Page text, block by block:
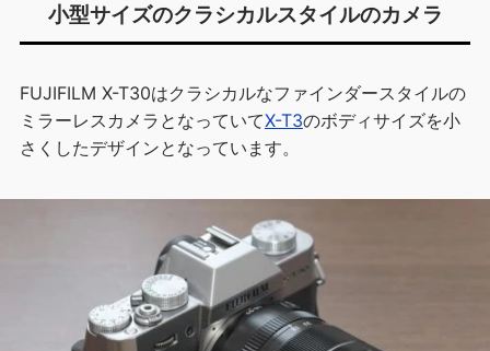
小型サイズのクラシカルスタイルのカメラ
FUJIFILM X-T30はクラシカルなファインダースタイルの
ミラーレスカメラとなっていてX-T3のボディサイズを小
さくしたデザインとなっています。